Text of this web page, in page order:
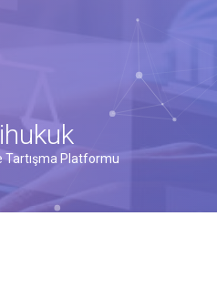
Tartışma Platformu